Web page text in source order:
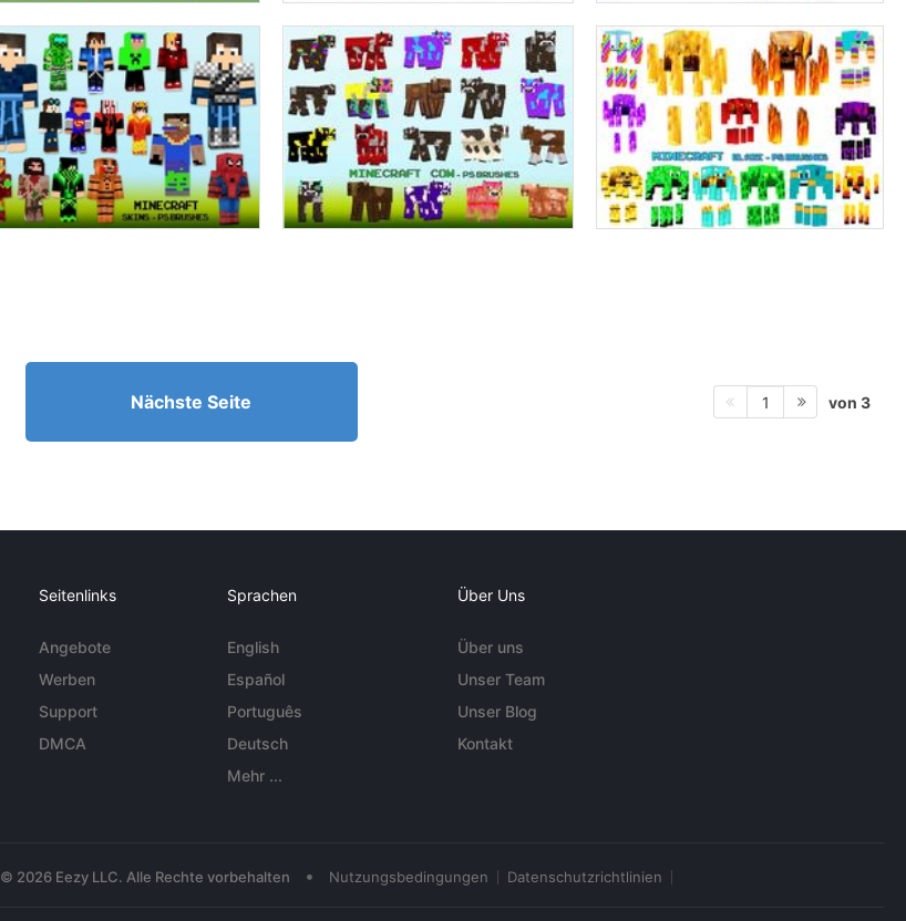
Nächste Seite 1 von 3
Seitenlinks
Angebote
Werben
Support
DMCA
Sprachen
English
Español
Português
Deutsch
Mehr ...
Über Uns
Über uns
Unser Team
Unser Blog
Kontakt
© 2026 Eezy LLC. Alle Rechte vorbehalten • Nutzungsbedingungen Datenschutzrichtlinien